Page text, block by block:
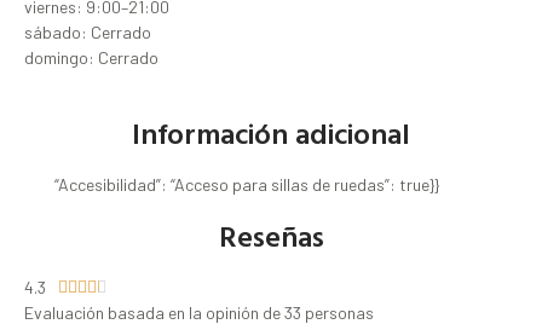
viernes: 9:00–21:00
sábado: Cerrado
domingo: Cerrado
Información adicional
“Accesibilidad”: “Acceso para sillas de ruedas”: true}}
Reseñas
4.3 
Evaluación basada en la opinión de 33 personas